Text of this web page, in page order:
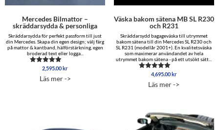
Mercedes Bilmattor –
skräddarsydda & personliga
Skräddarsydda för perfekt passform till just
din Mercedes. Skapa din egen design; välj färg
på mattor & kantband, hälförstärkning, egen
broderad text eller logga...
Betygsatt
av 5
2,595.00 kr
Läs mer ->
Väska bakom sätena MB SL R230
och R231
Skräddarsydd bagageväska till utrymmet
bakom sätena till din Mercedes SL R230 och
SL R231 (modellår 2001+). En kvalitetsväska
som maximerar användandet av hela
utrymmet bakom sätena - på ett utsökt sätt...
Betygsatt
av 5
4,695.00 kr
Läs mer ->